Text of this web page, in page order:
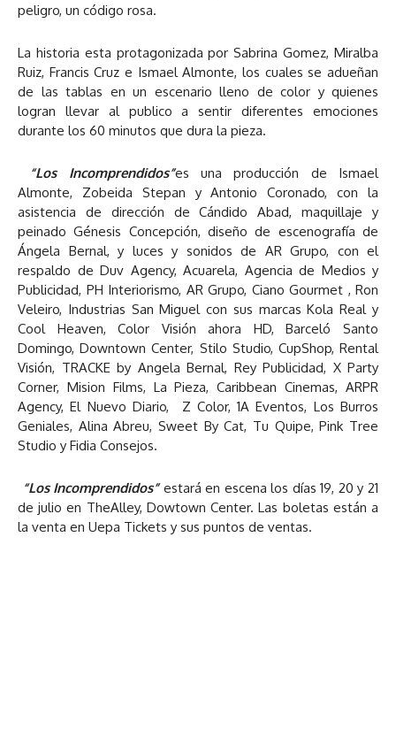
peligro, un código rosa.
La historia esta protagonizada por Sabrina Gomez, Miralba
Ruiz, Francis Cruz e Ismael Almonte, los cuales se adueñan
de las tablas en un escenario lleno de color y quienes
logran llevar al publico a sentir diferentes emociones
durante los 60 minutos que dura la pieza.
“Los Incomprendidos”es una producción de Ismael
Almonte, Zobeida Stepan y Antonio Coronado, con la
asistencia de dirección de Cándido Abad, maquillaje y
peinado Génesis Concepción, diseño de escenografía de
Ángela Bernal, y luces y sonidos de AR Grupo, con el
respaldo de Duv Agency, Acuarela, Agencia de Medios y
Publicidad, PH Interiorismo, AR Grupo, Ciano Gourmet , Ron
Veleiro, Industrias San Miguel con sus marcas Kola Real y
Cool Heaven, Color Visión ahora HD, Barceló Santo
Domingo, Downtown Center, Stilo Studio, CupShop, Rental
Visión, TRACKE by Angela Bernal, Rey Publicidad, X Party
Corner, Mision Films, La Pieza, Caribbean Cinemas, ARPR
Agency, El Nuevo Diario, Z Color, 1A Eventos, Los Burros
Geniales, Alina Abreu, Sweet By Cat, Tu Quipe, Pink Tree
Studio y Fidia Consejos.
“Los Incomprendidos”estará en escena los días 19, 20 y 21
de julio en TheAlley, Dowtown Center. Las boletas están a
la venta en Uepa Tickets y sus puntos de ventas.